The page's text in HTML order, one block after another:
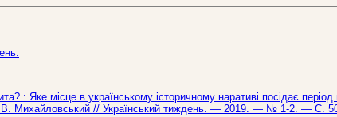
: Яке місце в українському історичному наративі посідає
/ В. Михайловський // Український тиждень. — 2019. — № 1-2. — С.